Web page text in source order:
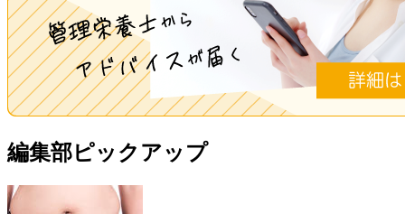
編集部ピックアップ